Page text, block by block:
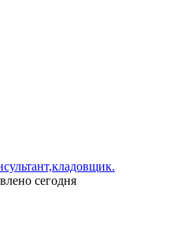
сегодня